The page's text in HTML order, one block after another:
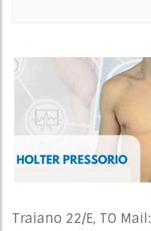
Traiano 22/E, TO Mail: